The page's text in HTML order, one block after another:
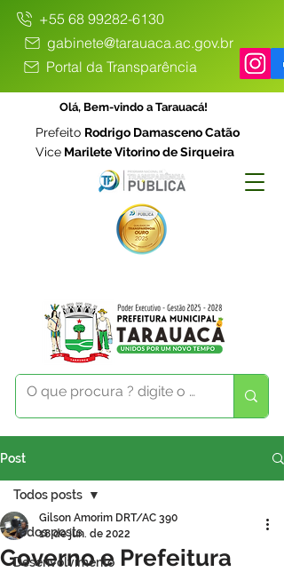
+55 68 99282-6130
gabinete@tarauaca.ac.gov.br
Portal da Transparência
Olá, Bem-vindo a Tarauacá!
Prefeito Rodrigo Damasceno Catão
Vice Marilete Vitorino de Sirqueira
Post
Todos posts
Desenvolvimento
Todos posts
Governo e Prefeitura
Gilson Amorim DRT/AC 390
18 de jun. de 2022